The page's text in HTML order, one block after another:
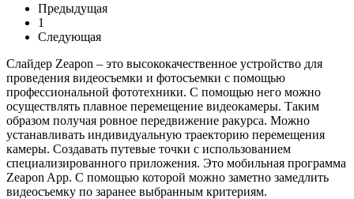
Предыдущая
1
Следующая
Слайдер Zeapon – это высококачественное устройство для
проведения видеосъемки и фотосъемки с помощью
профессиональной фототехники. С помощью него можно
осуществлять плавное перемещение видеокамеры. Таким
образом получая ровное передвижение ракурса. Можно
устанавливать индивидуальную траекторию перемещения
камеры. Создавать путевые точки с использованием
специализированного приложения. Это мобильная программа
Zeapon App. С помощью которой можно заметно замедлить
видеосъемку по заранее выбранным критериям.